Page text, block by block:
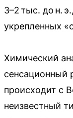
3–2 тыс. до н.
укрепленных
Химический
сенсационный
происходит с
неизвестный